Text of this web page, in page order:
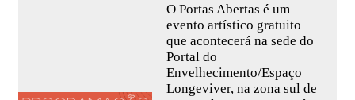
O Portas Abertas é um
evento artístico gratuito
que acontecerá na sede do
Portal do
Envelhecimento/Espaço
Longeviver, na zona sul de